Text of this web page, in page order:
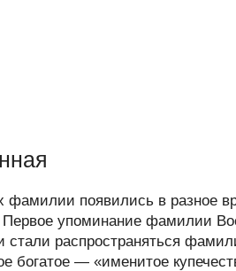
фамилии появились в разное
Первое упоминание фамилии
стали распространяться
богатое — «именитое